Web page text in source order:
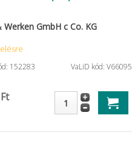
Werken GmbH c Co. KG
152283 VaLiD kód: V66095